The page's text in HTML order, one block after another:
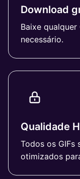
Download
Baixe
necessário.
Qualidade
Todos os GIFs
otimizados